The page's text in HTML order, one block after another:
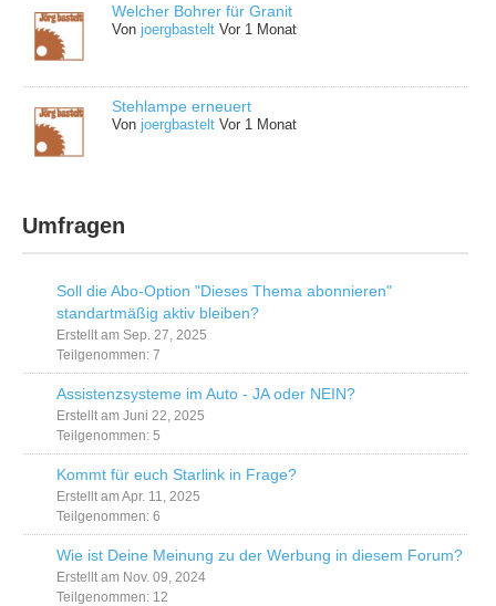
Welcher Bohrer für Granit
Vonjoergbastelt Vor 1 Monat
Stehlampe erneuert
Vonjoergbastelt Vor 1 Monat
Umfragen
Soll die Abo-Option "Dieses Thema abonnieren"
standartmäßig aktiv bleiben?
Erstellt am Sep. 27, 2025
Teilgenommen: 7
Assistenzsysteme im Auto - JA oder NEIN?
Erstellt am Juni 22, 2025
Teilgenommen: 5
Kommt für euch Starlink in Frage?
Erstellt am Apr. 11, 2025
Teilgenommen: 6
Wie ist Deine Meinung zu der Werbung in diesem Forum?
Erstellt am Nov. 09, 2024
Teilgenommen: 12